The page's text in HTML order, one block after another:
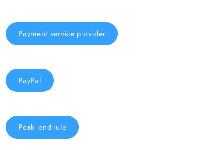
Payment service provider
PayPal
Peak-end rule